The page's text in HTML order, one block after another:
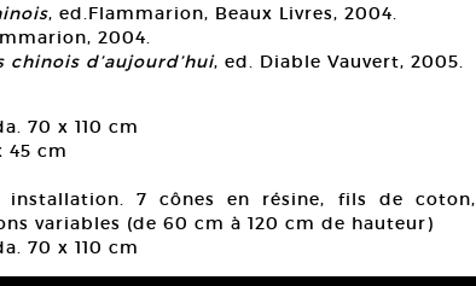
, ed.Flammarion, Beaux Livres, 2004.
2004.
chinois d’aujourd’hui, ed. Diable Vauvert, 2005.
70 x 110 cm
45 cm
7 cônes en résine, fils de coton,
variables (de 60 cm à 120 cm de hauteur)
70 x 110 cm